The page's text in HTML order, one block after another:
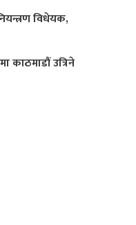
विधेयक,
काठमाडौं उत्रिने